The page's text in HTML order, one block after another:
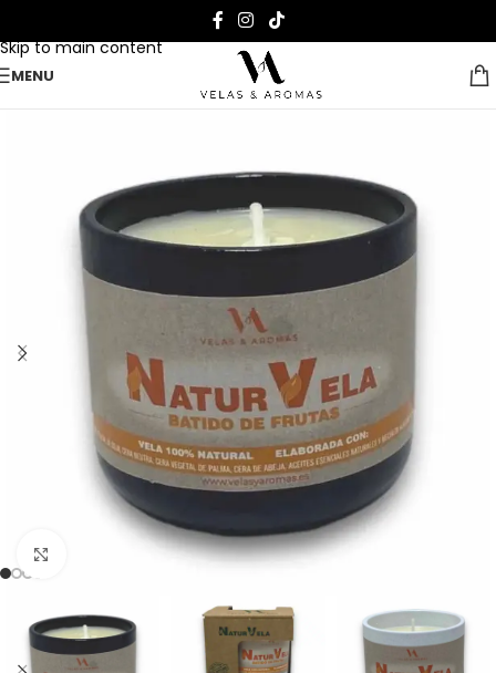
Skip to main content
MENU
Clique para ampliar